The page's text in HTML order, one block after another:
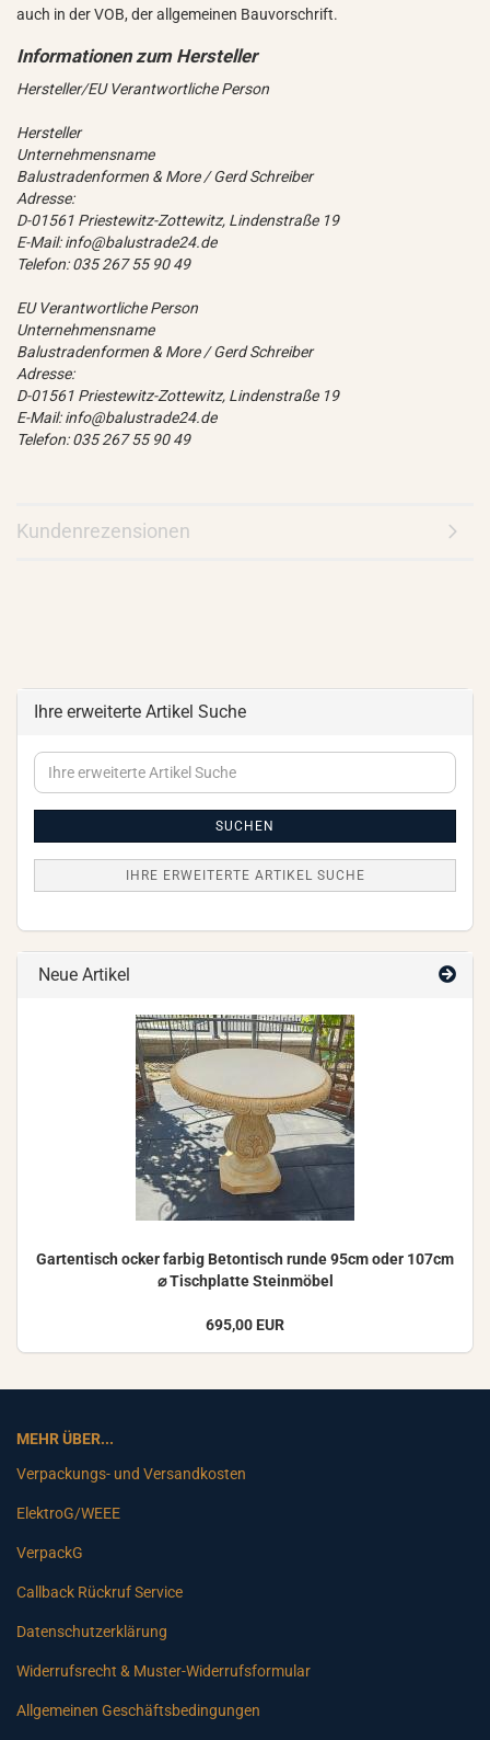
auch in der VOB, der allgemeinen Bauvorschrift.
Hersteller/EU Verantwortliche Person
Hersteller
Unternehmensname
Balustradenformen & More / Gerd Schreiber
Adresse:
D-01561 Priestewitz-Zottewitz, Lindenstraße 19
E-Mail: info@balustrade24.de
Telefon: 035 267 55 90 49
EU Verantwortliche Person
Unternehmensname
Balustradenformen & More / Gerd Schreiber
Adresse:
D-01561 Priestewitz-Zottewitz, Lindenstraße 19
E-Mail: info@balustrade24.de
Telefon: 035 267 55 90 49
Kundenrezensionen
Ihre erweiterte Artikel Suche
Ihre
erweiterte
SUCHEN
IHRE ERWEITERTE ARTIKEL SUCHE
Neue Artikel
Gar­ten­tisch ocker far­big Be­ton­tisch runde 95cm oder 107cm
⌀ Tisch­plat­te Stein­mö­bel
695,00 EUR
MEHR ÜBER...
Verpackungs- und Versandkosten
ElektroG/WEEE
VerpackG
Callback Rückruf Service
Datenschutzerklärung
Widerrufsrecht & Muster-Widerrufsformular
Allgemeinen Geschäftsbedingungen